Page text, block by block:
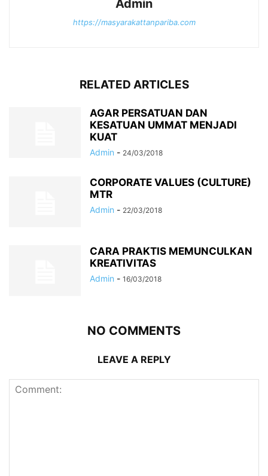
Admin
https://masyarakattanpariba.com
RELATED ARTICLES
AGAR PERSATUAN DAN
KESATUAN UMMAT MENJADI
KUAT
Admin - 24/03/2018
CORPORATE VALUES (CULTURE)
MTR
Admin - 22/03/2018
CARA PRAKTIS MEMUNCULKAN
KREATIVITAS
Admin - 16/03/2018
NO COMMENTS
LEAVE A REPLY